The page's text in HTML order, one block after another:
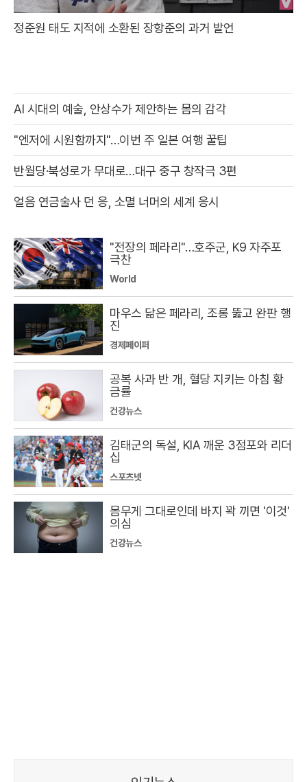
정준원 태도 지적에 소환된 장항준의 과거 발언
AI 시대의 예술, 안상수가 제안하는 몸의 감각
"엔저에 시원함까지"…이번 주 일본 여행 꿀팁
반월당·북성로가 무대로…대구 중구 창작극 3편
얼음 연금술사 던 응, 소멸 너머의 세계 응시
"전장의 페라리"…호주군, K9 자주포
극찬
World
마우스 닮은 페라리, 조롱 뚫고 완판 행
진
경제페이퍼
공복 사과 반 개, 혈당 지키는 아침 황
금률
건강뉴스
김태군의 독설, KIA 깨운 3점포와 리더
십
스포츠넷
몸무게 그대로인데 바지 꽉 끼면 '이것'
의심
건강뉴스